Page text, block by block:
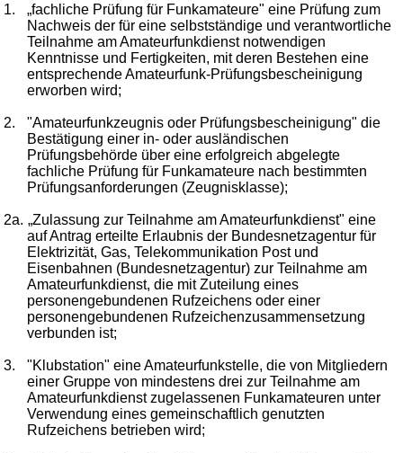
1.
„fachliche Prüfung für Funkamateure" eine Prüfung zum
Nachweis der für eine selbstständige und verantwortliche
Teilnahme am Amateurfunkdienst notwendigen
Kenntnisse und Fertigkeiten, mit deren Bestehen eine
entsprechende Amateurfunk-Prüfungsbescheinigung
erworben wird;
2.
"Amateurfunkzeugnis oder Prüfungsbescheinigung" die
Bestätigung einer in- oder ausländischen
Prüfungsbehörde über eine erfolgreich abgelegte
fachliche Prüfung für Funkamateure nach bestimmten
Prüfungsanforderungen (Zeugnisklasse);
2a. „Zulassung zur Teilnahme am Amateurfunkdienst" eine
auf Antrag erteilte Erlaubnis der Bundesnetzagentur für
Elektrizität, Gas, Telekommunikation Post und
Eisenbahnen (Bundesnetzagentur) zur Teilnahme am
Amateurfunkdienst, die mit Zuteilung eines
personengebundenen Rufzeichens oder einer
personengebundenen Rufzeichenzusammensetzung
verbunden ist;
3.
"Klubstation" eine Amateurfunkstelle, die von Mitgliedern
einer Gruppe von mindestens drei zur Teilnahme am
Amateurfunkdienst zugelassenen Funkamateuren unter
Verwendung eines gemeinschaftlich genutzten
Rufzeichens betrieben wird;